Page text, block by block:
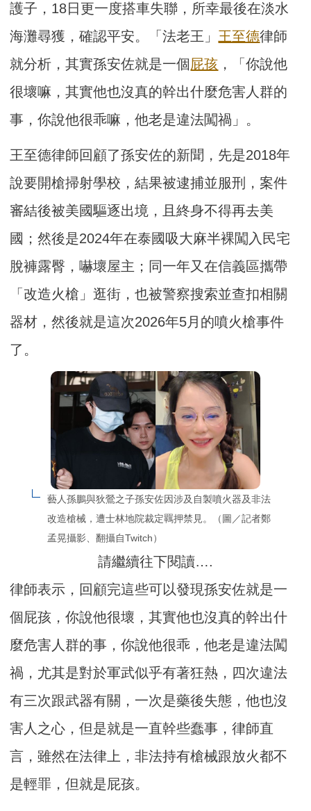
護子，18日更一度搭車失聯，所幸最後在淡水
海灘尋獲，確認平安。「法老王」 王至德律師
就分析，其實孫安佐就是一個屁孩 ，「你說他
很壞嘛，其實他也沒真的幹出什麼危害人群的
事，你說他很乖嘛，他老是違法闖禍」。
王至德律師回顧了孫安佐的新聞，先是2018年
說要開槍掃射學校，結果被逮捕並服刑，案件
審結後被美國驅逐出境，且終身不得再去美
國；然後是2024年在泰國吸大麻半裸闖入民宅
脫褲露臀，嚇壞屋主；同一年又在信義區攜帶
「改造火槍」逛街，也被警察搜索並查扣相關
器材，然後就是這次2026年5月的噴火槍事件
了。
藝人孫鵬與狄鶯之子孫安佐因涉及自製噴火器及非法
改造槍械，遭士林地院裁定羈押禁見。（圖／記者鄭
孟晃攝影、翻攝自Twitch）
請繼續往下閱讀….
律師表示，回顧完這些可以發現孫安佐就是一
個屁孩，你說他很壞，其實他也沒真的幹出什
麼危害人群的事，你說他很乖，他老是違法闖
禍，尤其是對於軍武似乎有著狂熱，四次違法
有三次跟武器有關，一次是藥後失態，他也沒
害人之心，但是就是一直幹些蠢事，律師直
言，雖然在法律上，非法持有槍械跟放火都不
是輕罪，但就是屁孩。